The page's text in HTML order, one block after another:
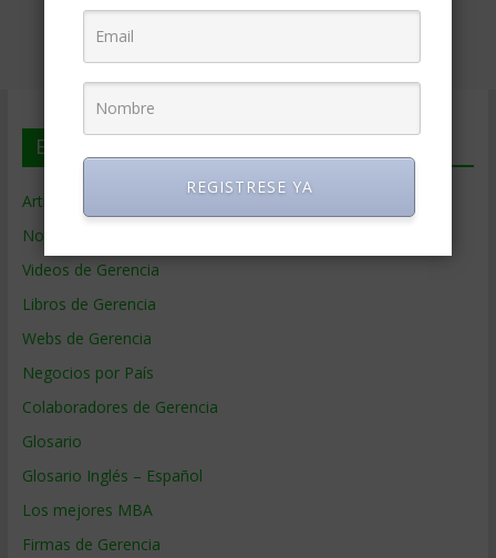
En deGerencia.com
Artículos de Gerencia
Noticias de Gerencia
Videos de Gerencia
Libros de Gerencia
Webs de Gerencia
Negocios por País
Colaboradores de Gerencia
Glosario
Glosario Inglés – Español
Los mejores MBA
Firmas de Gerencia
REGISTRESE YA